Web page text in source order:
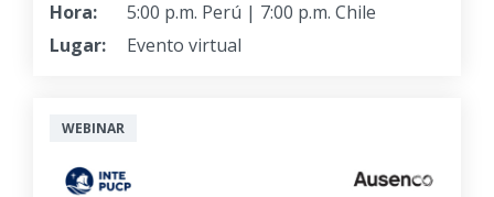
Hora:
5:00 p.m. Perú | 7:00 p.m. Chile
Lugar:
Evento virtual
WEBINAR